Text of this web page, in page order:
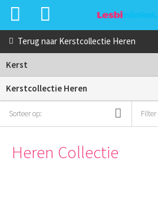
Terug naar Kerstcollectie Heren
Kerst
Kerstcollectie Heren
Sorteer op: Filter
Heren Collectie